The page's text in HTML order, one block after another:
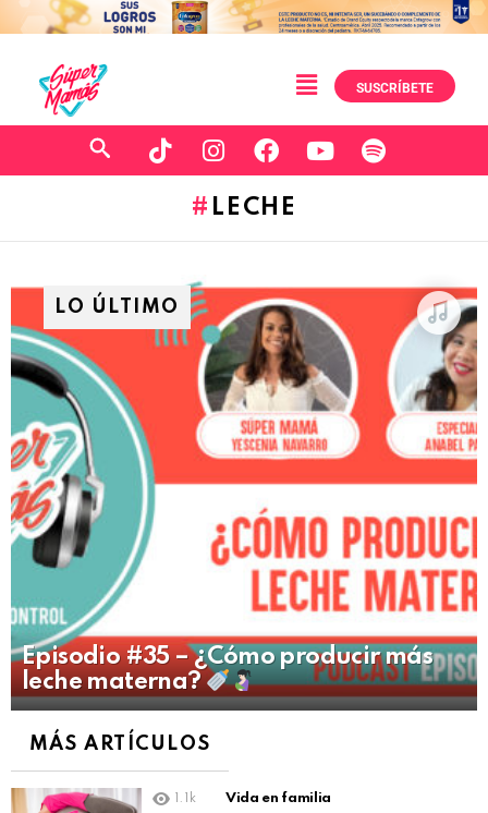
SUSCRÍBETE
LECHE
LO ÚLTIMO
Episodio #35 – ¿Cómo producir más
leche materna?
MÁS ARTÍCULOS
1.1k Vida en familia